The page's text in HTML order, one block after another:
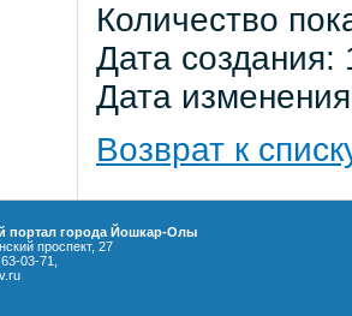
Количество
Дата
Дата
Возврат к
портал города Йошкар-Олы
проспект, 27
03-71,